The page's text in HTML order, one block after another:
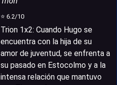
⭐ 6.2/10
Trion 1x2: Cuando Hugo se
encuentra con la hija de su
amor de juventud, se enfrenta a
su pasado en Estocolmo y a la
intensa relación que mantuvo